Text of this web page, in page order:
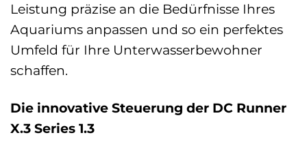
Leistung präzise an die Bedürfnisse Ihres
Aquariums anpassen und so ein perfektes
Umfeld für Ihre Unterwasserbewohner
schaffen.
Die innovative Steuerung der DC Runner
X.3 Series 1.3